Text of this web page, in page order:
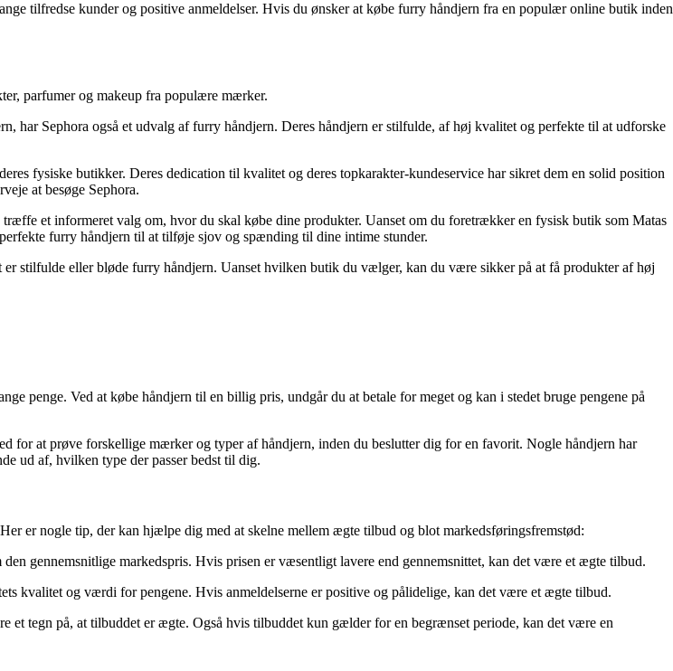
tilfredse kunder og positive anmeldelser. Hvis du ønsker at købe furry håndjern fra en populær online butik inden
parfumer og makeup fra populære mærker.
har Sephora også et udvalg af furry håndjern. Deres håndjern er stilfulde, af høj kvalitet og perfekte til at udforske
fysiske butikker. Deres dedication til kvalitet og deres topkarakter-kundeservice har sikret dem en solid position
at besøge Sephora.
et informeret valg om, hvor du skal købe dine produkter. Uanset om du foretrækker en fysisk butik som Matas
furry håndjern til at tilføje sjov og spænding til dine intime stunder.
stilfulde eller bløde furry håndjern. Uanset hvilken butik du vælger, kan du være sikker på at få produkter af høj
penge. Ved at købe håndjern til en billig pris, undgår du at betale for meget og kan i stedet bruge pengene på
at prøve forskellige mærker og typer af håndjern, inden du beslutter dig for en favorit. Nogle håndjern har
ud af, hvilken type der passer bedst til dig.
er nogle tip, der kan hjælpe dig med at skelne mellem ægte tilbud og blot markedsføringsfremstød:
gennemsnitlige markedspris. Hvis prisen er væsentligt lavere end gennemsnittet, kan det være et ægte tilbud.
kvalitet og værdi for pengene. Hvis anmeldelserne er positive og pålidelige, kan det være et ægte tilbud.
et tegn på, at tilbuddet er ægte. Også hvis tilbuddet kun gælder for en begrænset periode, kan det være en